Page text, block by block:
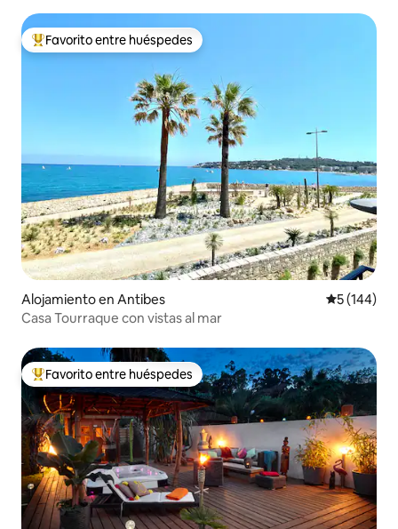
Favorito entre huéspedes preferido
Favorito entre huéspedes
Alojamiento en Antibes
5 (144)
Casa Tourraque con vistas al mar
Favorito entre huéspedes preferido
Favorito entre huéspedes